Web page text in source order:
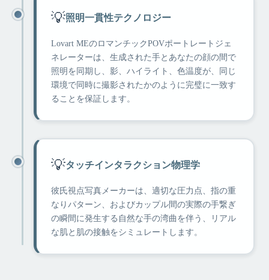
💡照明一貫性テクノロジー
Lovart MEのロマンチックPOVポートレートジェ
ネレーターは、生成された手とあなたの顔の間で
照明を同期し、影、ハイライト、色温度が、同じ
環境で同時に撮影されたかのように完璧に一致す
ることを保証します。
💡タッチインタラクション物理学
彼氏視点写真メーカーは、適切な圧力点、指の重
なりパターン、およびカップル間の実際の手繋ぎ
の瞬間に発生する自然な手の湾曲を伴う、リアル
な肌と肌の接触をシミュレートします。